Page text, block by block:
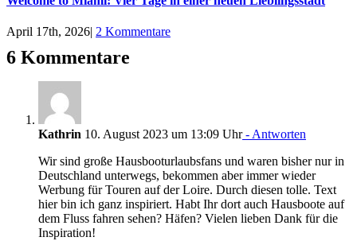
April 17th, 2026| 2 Kommentare
6 Kommentare
Kathrin 10. August 2023 um 13:09 Uhr- Antworten
Wir sind große Hausbooturlaubsfans und waren bisher nur in
Deutschland unterwegs, bekommen aber immer wieder
Werbung für Touren auf der Loire. Durch diesen tolle. Text
hier bin ich ganz inspiriert. Habt Ihr dort auch Hausboote auf
dem Fluss fahren sehen? Häfen? Vielen lieben Dank für die
Inspiration!